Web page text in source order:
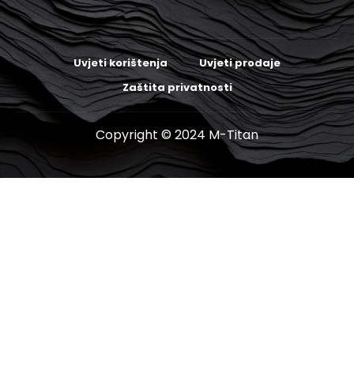
Uvjeti korištenja
Uvjeti prodaje
Zaštita privatnosti
Copyright © 2024 M-Titan